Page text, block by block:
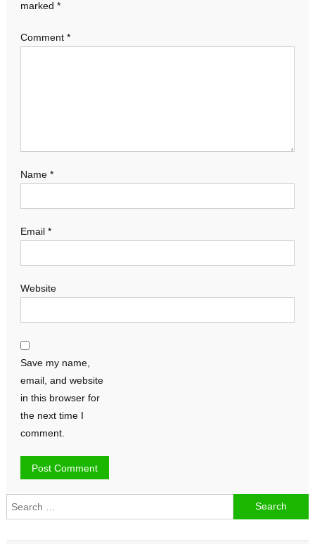
marked *
Comment *
Name *
Email *
Website
Save my name,
email, and website
in this browser for
the next time I
comment.
Search
for: